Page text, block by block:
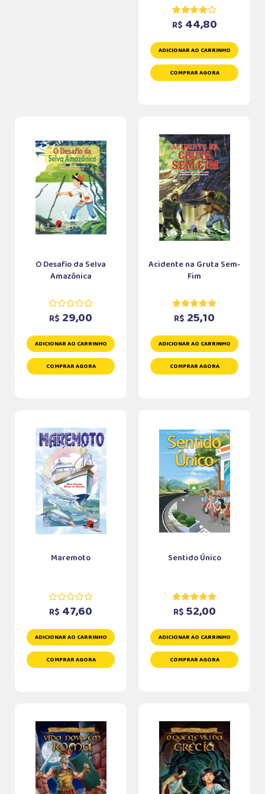
R$ 44,80
ADICIONAR AO CARRINHO
COMPRAR AGORA
O Desafio da Selva
Amazônica
R$ 29,00
ADICIONAR AO CARRINHO
COMPRAR AGORA
Acidente na Gruta Sem-
Fim
R$ 25,10
ADICIONAR AO CARRINHO
COMPRAR AGORA
Maremoto
R$ 47,60
ADICIONAR AO CARRINHO
COMPRAR AGORA
Sentido Único
R$ 52,00
ADICIONAR AO CARRINHO
COMPRAR AGORA